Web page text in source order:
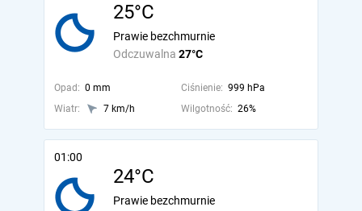
25°C
Odczuwalna 27°C
Prawie bezchmurnie
Opad: 0 mm Ciśnienie: 999 hPa
Wiatr:
7 km/h Wilgotność: 26%
01:00
24°C
Prawie bezchmurnie